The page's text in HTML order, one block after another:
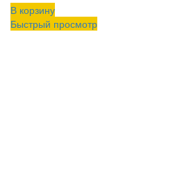
В корзину
Быстрый просмотр